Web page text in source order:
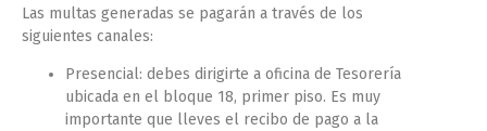
Las multas generadas se pagarán a través de los
siguientes canales:
Presencial: debes dirigirte a oficina de Tesorería
ubicada en el bloque 18, primer piso. Es muy
importante que lleves el recibo de pago a la